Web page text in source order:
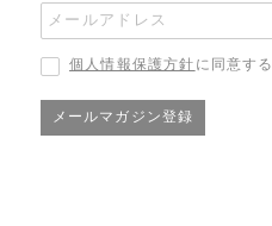
個人情報保護方針 に同意する
メールマガジン登録